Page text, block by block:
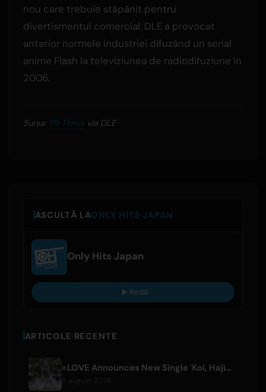
nou care trebuie stăpânit pentru
divertismentul comercial. DLE a provocat
anterior normele industriei difuzând un serial
anime Flash la televiziunea de radiodifuziune în
2006.
Sursa: PR Timesvia DLE
ASCULTĂ LAONLY HITS JAPAN
Only Hits Japan
Redă
ARTICOLE RECENTE
=LOVE Announces New Single 'Koi, Hajimemashita.' and Tokyo Dome Concerts